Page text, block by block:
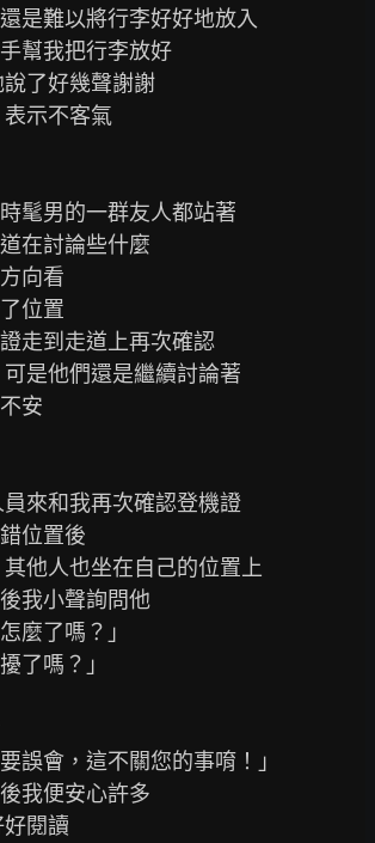
是難以將行李好好地放入
幫我把行李放好
了好幾聲謝謝
示不客氣
髦男的一群友人都站著
在討論些什麼
向看
位置
走到走道上再次確認
是他們還是繼續討論著
安
來和我再次確認登機證
位置後
他人也坐在自己的位置上
我小聲詢問他
麼了嗎？」
了嗎？」
誤會，這不關您的事唷！」
我便安心許多
閱讀